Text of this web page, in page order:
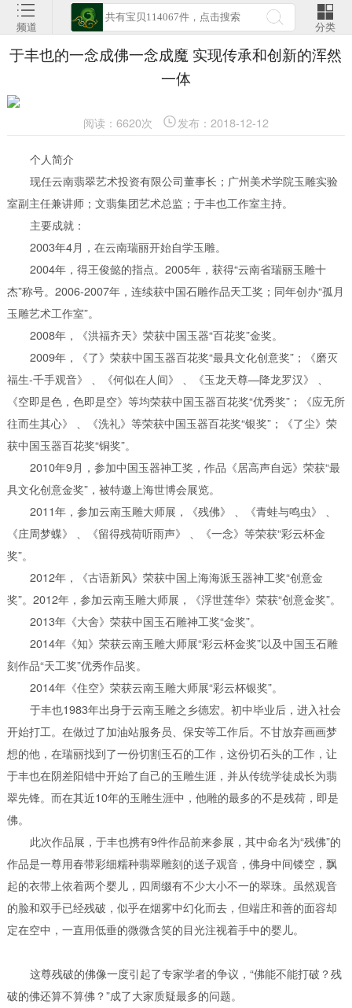
频道 分类
于丰也的一念成佛一念成魔 实现传承和创新的浑然
一体
阅读：6620次 发布：2018-12-12
个人简介
现任云南翡翠艺术投资有限公司董事长；广州美术学院玉雕实验
室副主任兼讲师；文翡集团艺术总监；于丰也工作室主持。
主要成就：
2003年4月，在云南瑞丽开始自学玉雕。
2004年，得王俊懿的指点。2005年，获得“云南省瑞丽玉雕十
杰”称号。2006-2007年，连续获中国石雕作品天工奖；同年创办“孤月
玉雕艺术工作室”。
2008年，《洪福齐天》荣获中国玉器“百花奖”金奖。
2009年，《了》荣获中国玉器百花奖“最具文化创意奖”；《磨灭
福生-千手观音》 、《何似在人间》 、《玉龙天尊—降龙罗汉》 、
《空即是色，色即是空》等均荣获中国玉器百花奖“优秀奖”；《应无所
往而生其心》 、《洗礼》等荣获中国玉器百花奖“银奖”；《了尘》荣
获中国玉器百花奖“铜奖”。
2010年9月，参加中国玉器神工奖，作品《居高声自远》荣获“最
具文化创意金奖”，被特邀上海世博会展览。
2011年，参加云南玉雕大师展，《残佛》 、《青蛙与鸣虫》 、
《庄周梦蝶》 、《留得残荷听雨声》 、《一念》等荣获“彩云杯金
奖”。
2012年，《古语新风》荣获中国上海海派玉器神工奖“创意金
奖”。2012年，参加云南玉雕大师展，《浮世莲华》荣获“创意金奖”。
2013年《大舍》荣获中国玉石雕神工奖“金奖”。
2014年《知》荣获云南玉雕大师展“彩云杯金奖”以及中国玉石雕
刻作品“天工奖”优秀作品奖。
2014年《住空》荣获云南玉雕大师展“彩云杯银奖”。
于丰也1983年出身于云南玉雕之乡德宏。初中毕业后，进入社会
开始打工。在做过了加油站服务员、保安等工作后。不甘放弃画画梦
想的他，在瑞丽找到了一份切割玉石的工作，这份切石头的工作，让
于丰也在阴差阳错中开始了自己的玉雕生涯，并从传统学徒成长为翡
翠先锋。而在其近10年的玉雕生涯中，他雕的最多的不是残荷，即是
佛。
此次作品展，于丰也携有9件作品前来参展，其中命名为“残佛”的
作品是一尊用春带彩细糯种翡翠雕刻的送子观音，佛身中间镂空，飘
起的衣带上依着两个婴儿，四周缀有不少大小不一的翠珠。虽然观音
的脸和双手已经残破，似乎在烟雾中幻化而去，但端庄和善的面容却
定在空中，一直用低垂的微微含笑的目光注视着手中的婴儿。
这尊残破的佛像一度引起了专家学者的争议，“佛能不能打破？残
破的佛还算不算佛？”成了大家质疑最多的问题。